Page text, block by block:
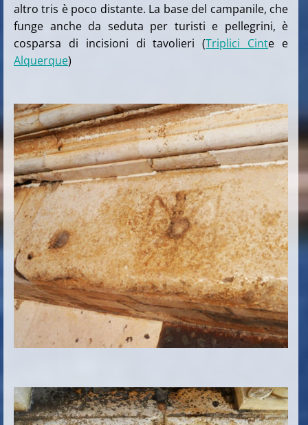
altro tris è poco distante. La base del campanile, che
funge anche da seduta per turisti e pellegrini, è
cosparsa di incisioni di tavolieri (Triplici Cinte e
Alquerque)